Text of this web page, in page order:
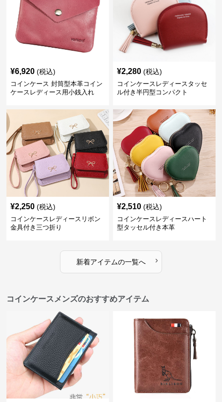
¥6,920 (税込)
コインケース 封筒型本革コイン
ケースレディース用小銭入れ
¥2,280 (税込)
コインケースレディースタッセ
ル付き半円型コンパクト
¥2,250 (税込)
コインケースレディースリボン
金具付き三つ折り
¥2,510 (税込)
コインケースレディースハート
型タッセル付き本革
新着アイテムの一覧へ ›
コインケースメンズのおすすめアイテム